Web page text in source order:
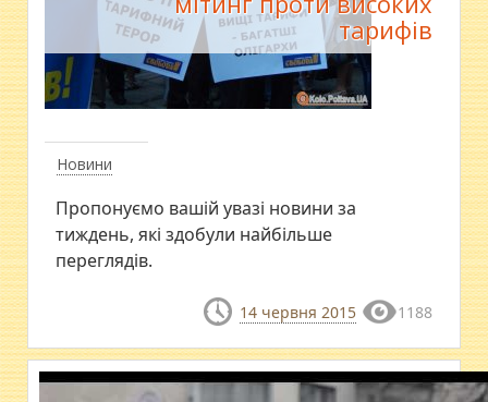
Новини
тарифів
Пропонуємо вашій увазі новини за
тиждень, які здобули найбільше
переглядів.
14 червня 2015 1188